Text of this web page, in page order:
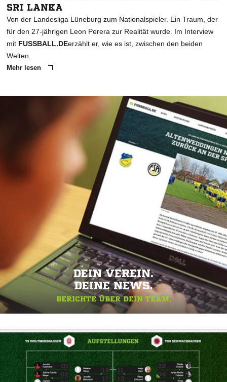
SRI LANKA
Von der Landesliga Lüneburg zum Nationalspieler. Ein Traum, der
für den 27-jährigen Leon Perera zur Realität wurde. Im Interview
mit FUSSBALL.DEerzählt er, wie es ist, zwischen den beiden
Welten.
Mehr lesen
DEIN VEREIN.
DEINE NEWS.
BERICHTE ÜBER DEIN TEAM.